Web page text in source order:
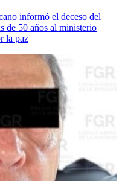
informó el deceso del
de 50 años al ministerio
la paz